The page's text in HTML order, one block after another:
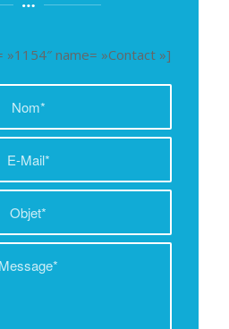
name= »Contact »]